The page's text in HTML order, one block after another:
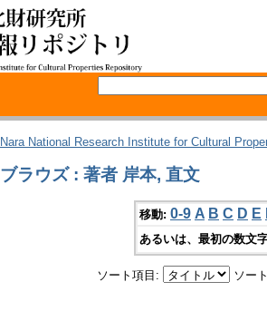
Nara National Research Institute for Cultural
ブラウズ : 著者 岸本, 直文
移動: 0-9 A B C D E
あるいは、最初の数文
ソート項目: ソー